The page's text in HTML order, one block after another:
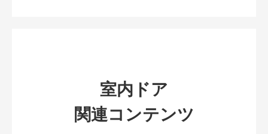
室内ドア
関連コンテンツ